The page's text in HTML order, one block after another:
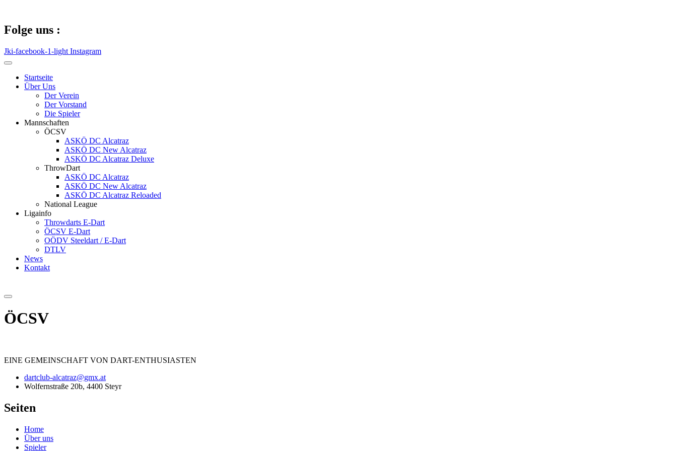
springen
Folge uns :
Jki-facebook-1-light Instagram
Startseite
Über Uns
Der Verein
Der Vorstand
Die Spieler
Mannschaften
ÖCSV
ASKÖ DC Alcatraz
ASKÖ DC New Alcatraz
ASKÖ DC Alcatraz Deluxe
ThrowDart
ASKÖ DC Alcatraz
ASKÖ DC New Alcatraz
ASKÖ DC Alcatraz Reloaded
National League
Ligainfo
Throwdarts E-Dart
ÖCSV E-Dart
OÖDV Steeldart / E-Dart
DTLV
News
Kontakt
ÖCSV
EINE GEMEINSCHAFT VON DART-ENTHUSIASTEN
dartclub-alcatraz@gmx.at
Wolfernstraße 20b, 4400 Steyr
Seiten
Home
Über uns
Spieler